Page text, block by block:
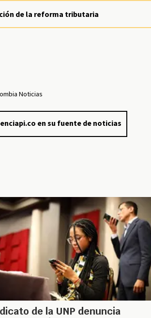
de la reforma tributaria
Noticias
en su fuente de noticias
de la UNP denuncia